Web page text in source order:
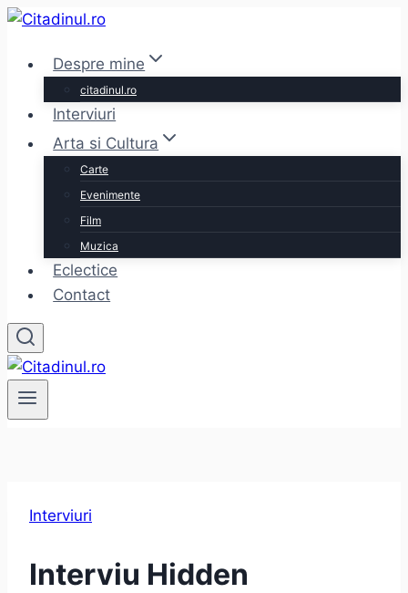
Skip
contentDespre mine
citadinul.ro
Interviuri
Arta si Cultura
Carte
Evenimente
Film
Muzica
Eclectice
Contact
Interviuri
Interviu Hidden